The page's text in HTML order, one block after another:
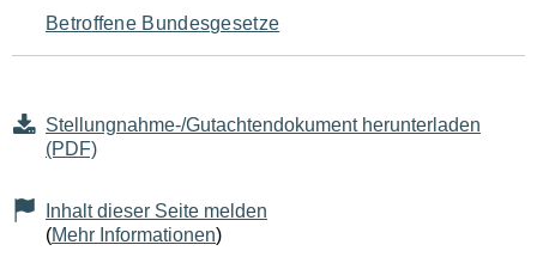
Betroffene Bundesgesetze
Stellungnahme-/Gutachtendokument herunterladen
(PDF)
Inhalt dieser Seite melden
(Mehr Informationen)